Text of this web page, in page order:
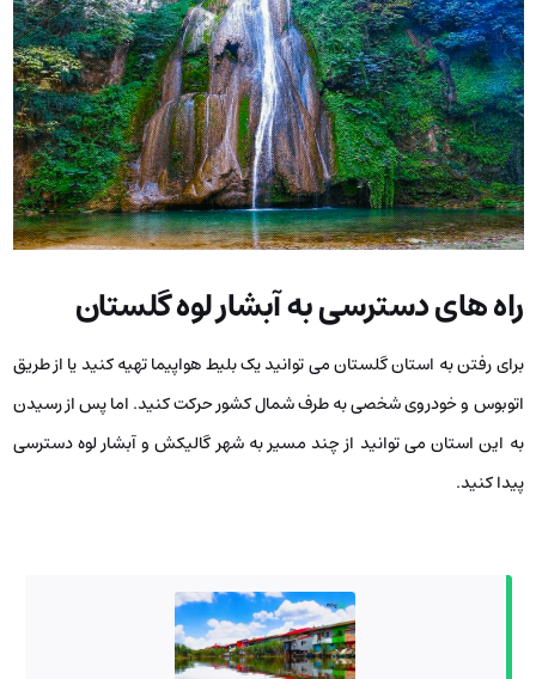
راه‌ های دسترسی به آبشار لوه گلستان
برای رفتن به استان گلستان می ‌توانید یک بلیط هواپیما تهیه کنید یا از طریق
اتوبوس و خودروی شخصی به طرف شمال کشور حرکت کنید. اما پس از رسیدن
به این استان می ‌توانید از چند مسیر به شهر گالیکش و آبشار لوه دسترسی
پیدا کنید.